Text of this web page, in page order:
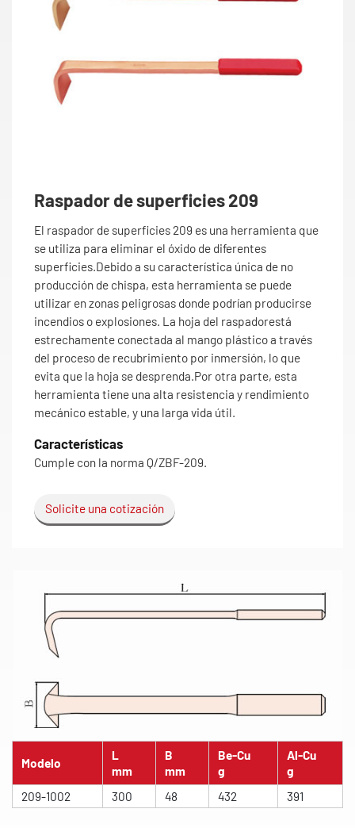
Raspador de superficies 209
El raspador de superficies 209 es una herramienta que
se utiliza para eliminar el óxido de diferentes
superficies.Debido a su característica única de no
producción de chispa, esta herramienta se puede
utilizar en zonas peligrosas donde podrían producirse
incendios o explosiones. La hoja del raspadorestá
estrechamente conectada al mango plástico a través
del proceso de recubrimiento por inmersión, lo que
evita que la hoja se desprenda.Por otra parte, esta
herramienta tiene una alta resistencia y rendimiento
mecánico estable, y una larga vida útil.
Características
Cumple con la norma Q/ZBF-209.
Solicite una cotización
Modelo
L
mm
B
mm
Be-Cu
g
Al-Cu
g
209-1002
300 48 432 391